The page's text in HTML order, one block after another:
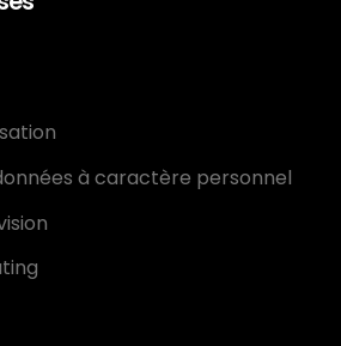
à caractère personnel